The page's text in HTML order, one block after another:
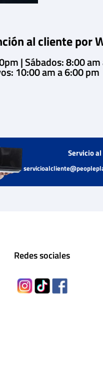
al cliente por
| Sábados: 8:00
10:00 am a 6:00 pm
Servicio
Redes sociales